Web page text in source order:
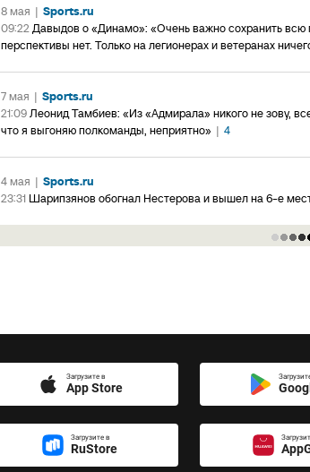
8 мая | Sports.ru
09:22Давыдов о «Динамо»: «Очень важно сохранить
перспективы нет. Только на легионерах и ветеранах
7 мая | Sports.ru
21:09Леонид Тамбиев: «Из «Адмирала» никого не зову,
что я выгоняю полкоманды, неприятно» | 4
4 мая | Sports.ru
23:31 Шарипзянов обогнал Нестерова и вышел на 6-е
Загрузите в
App Store
Загрузите в
RuStore